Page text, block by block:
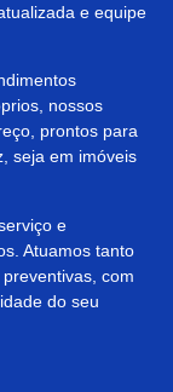
e equipe
nossos
prontos para
seja em imóveis
e
Atuamos tanto
com
do seu